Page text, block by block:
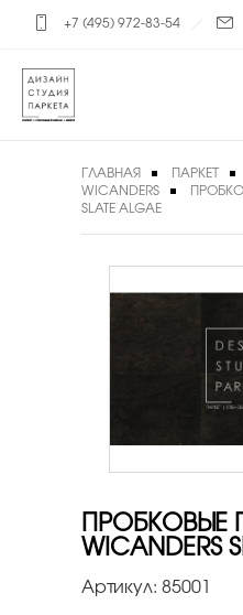
+7 (495) 972-83-54
ГЛАВНАЯ ПАРКЕТ
WICANDERS
SLATE ALGAE
ПРОБКОВЫЕ
WICANDERS
Артикул: 85001